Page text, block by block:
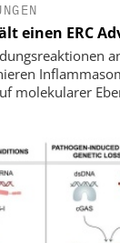
einen ERC
molekularer